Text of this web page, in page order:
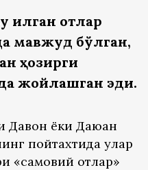
отлар
мавжуд бўлган,
ҳозирги
жойлашган эди.
Давон ёки Даюан
пойтахтида улар
«самовий отлар»